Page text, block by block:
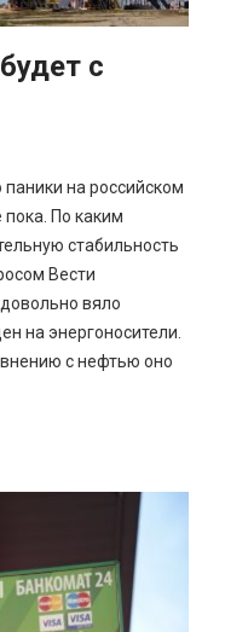
с
на российском
По каким
стабильность
Вести
вяло
на энергоносители.
с нефтью оно